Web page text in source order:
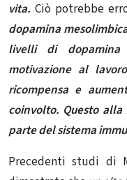
vita. Ciò potrebbe
dopamina
livelli di
motivazione al
ricompensa e
coinvolto. Questo alla
parte del sistema
Precedenti studi di